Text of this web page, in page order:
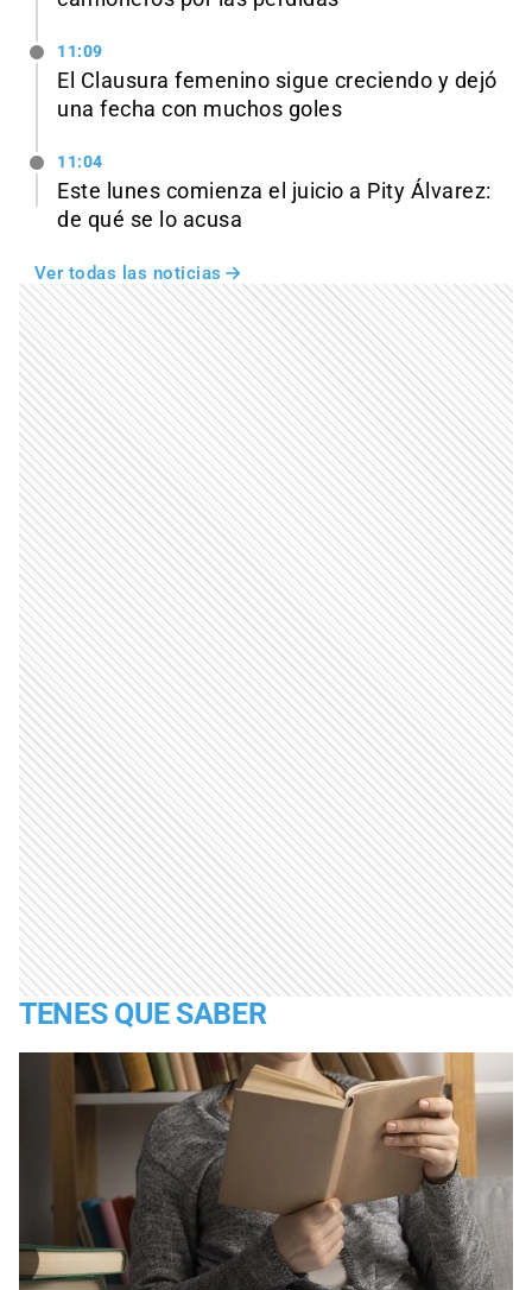
11:09
El Clausura femenino sigue creciendo y dejó
una fecha con muchos goles
11:04
Este lunes comienza el juicio a Pity Álvarez:
de qué se lo acusa
Ver todas las noticias
TENES QUE SABER